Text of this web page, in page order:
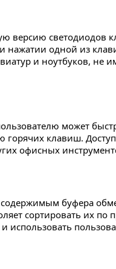
версию светодиодов
нажатии одной из
и ноутбуков, не
может
горячих клавиш.
офисных
буфера
сортировать их по
использовать